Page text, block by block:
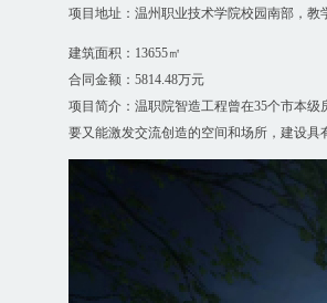
项目地址：温州职业技术学院校园南部，教
建筑面积：13655㎡
合同金额：5814.48万元
项目简介：温职院智造工程曾在35个市本
要又能激发交流创造的空间和场所，建设